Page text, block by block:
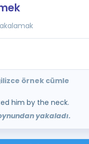
örnek cümle
him by the neck.
yakaladı.